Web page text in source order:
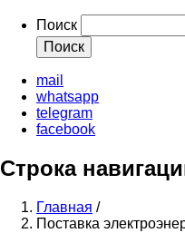
Поиск
mail
whatsapp
telegram
facebook
Строка
Главная /
Поставка